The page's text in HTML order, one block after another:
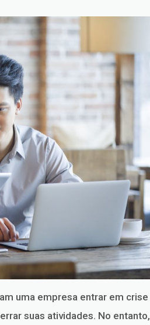
uma empresa entrar em crise
suas atividades. No entanto,